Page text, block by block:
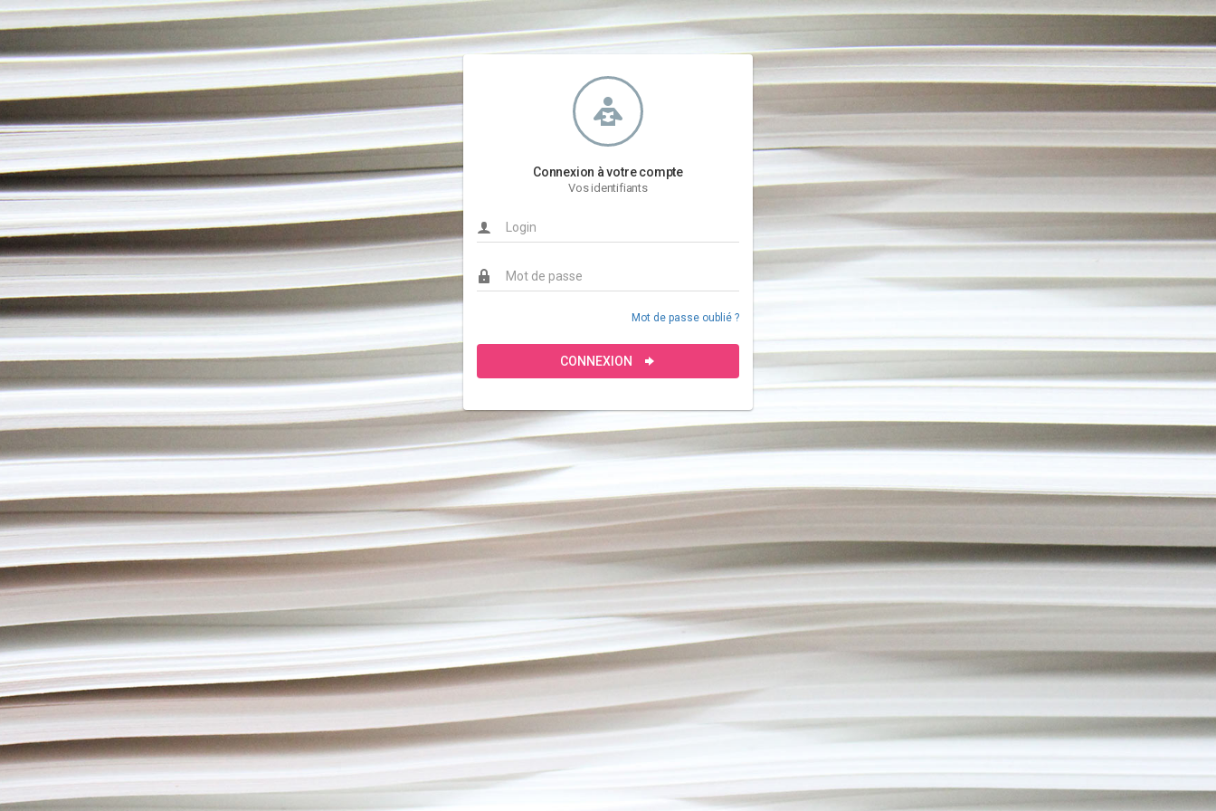
Connexion à votre compte
Vos identifiants
Mot de passe oublié ?
CONNEXION